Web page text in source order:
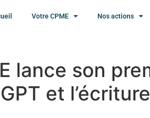
Votre CPME Nos actions
lance son
et